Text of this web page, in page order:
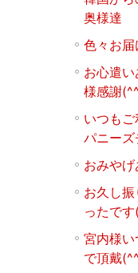
奥様達
色々お
お心遣
様感謝
いつも
パニー
おみや
お久し
ったで
宮内様
で頂戴